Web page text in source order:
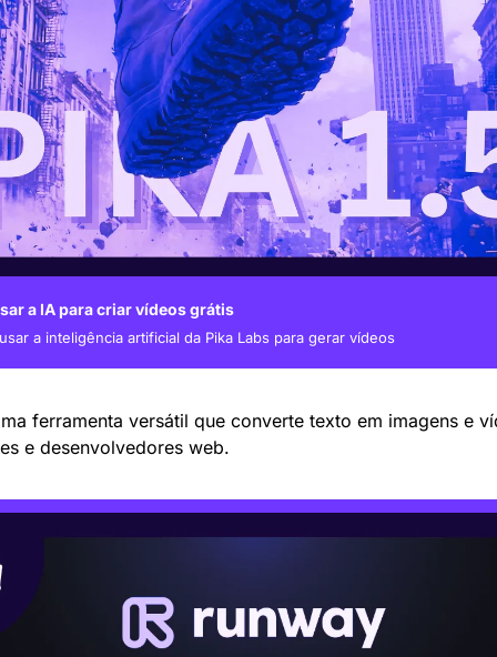
a IA para criar vídeos grátis
a inteligência artificial da Pika Labs para gerar vídeos
ferramenta versátil que converte texto em imagens e
e desenvolvedores web.